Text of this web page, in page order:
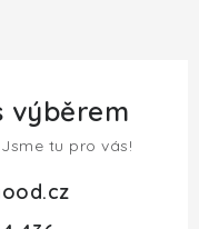
výběrem
tu pro vás!